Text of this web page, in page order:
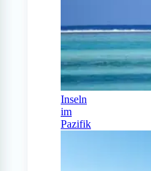
Inseln
im
Pazifik